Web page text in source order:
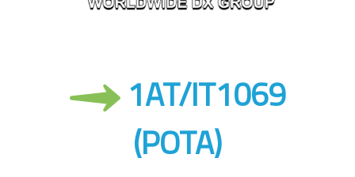
1AT/IT1069
(POTA)